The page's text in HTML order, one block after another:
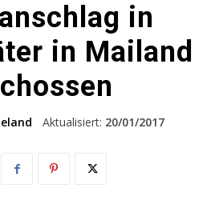
in
in Mailand
Aktualisiert: 20/01/2017